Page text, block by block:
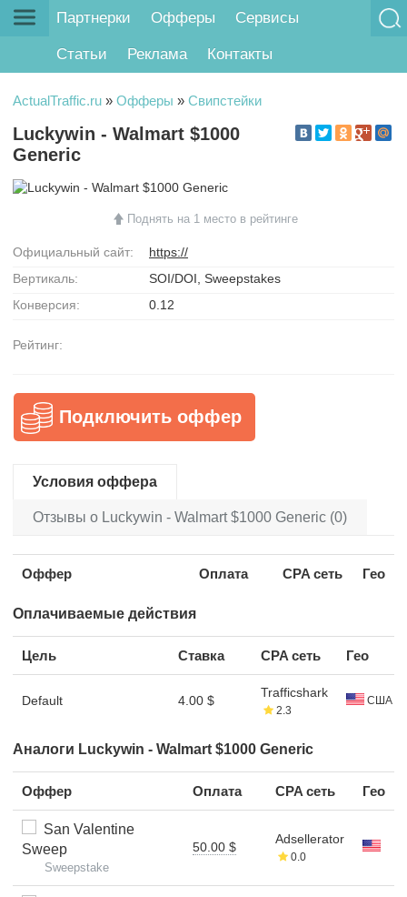
Партнерки Офферы Сервисы
Статьи Реклама Контакты
ActualTraffic.ru » Офферы » Свипстейки
Luckywin - Walmart $1000
Generic
Поднять на 1 место в рейтинге
Официальный сайт:
https://
Вертикаль:
SOI/DOI, Sweepstakes
Конверсия:
0.12
Рейтинг:
Подключить оффер
Условия оффера
Отзывы о Luckywin - Walmart $1000 Generic (0)
Оффер Оплата CPA сеть Гео
Оплачиваемые действия
Цель Ставка CPA сеть Гео
Default 4.00 $
Trafficshark
2.3
США
Аналоги Luckywin - Walmart $1000 Generic
Оффер Оплата CPA сеть Гео
San Valentine
Sweep
Sweepstake
50.00 $
Adsellerator
0.0